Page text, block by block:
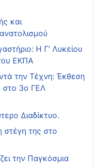
και
Η Γ’ Λυκείου
ΕΚΠΑ
την Τέχνη: Έκθεση
στο 3ο ΓΕΛ
Διαδίκτυο.
στέγη της στο
την Παγκόσμια